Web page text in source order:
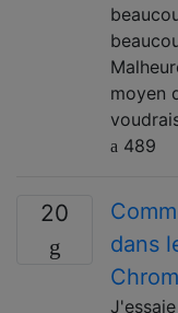
moyen
489
20
dans